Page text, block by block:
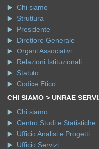
Chi siamo
Struttura
Presidente
Direttore Generale
Organi Associativi
Relazioni Istituzionali
Statuto
Codice Etico
CHI SIAMO > UNRAE
Chi siamo
Centro Studi e Statistiche
Ufficio Analisi e Progetti
Ufficio Servizi